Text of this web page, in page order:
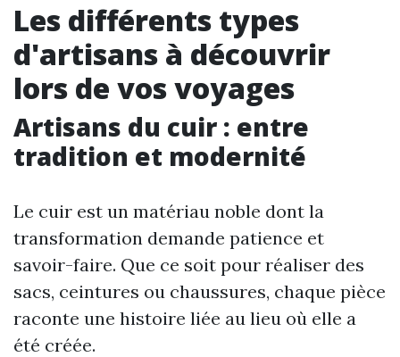
Les différents types
d'artisans à découvrir
lors de vos voyages
Artisans du cuir : entre
tradition et modernité
Le cuir est un matériau noble dont la
transformation demande patience et
savoir-faire. Que ce soit pour réaliser des
sacs, ceintures ou chaussures, chaque pièce
raconte une histoire liée au lieu où elle a
été créée.